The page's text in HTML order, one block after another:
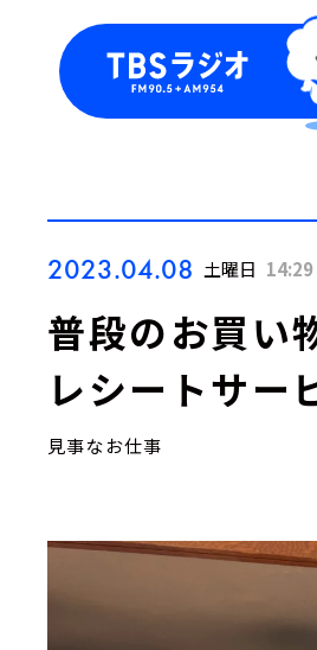
2023.04.08 土曜日 14:29
普段のお買い
レシートサー
見事なお仕事